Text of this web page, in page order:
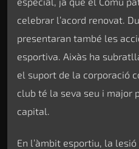
celebrar l’acord renovat.
presentaran també les
esportiva. Aixàs ha
el suport de la corporació
club té la seva seu i major
capital.
En l’àmbit esportiu, la